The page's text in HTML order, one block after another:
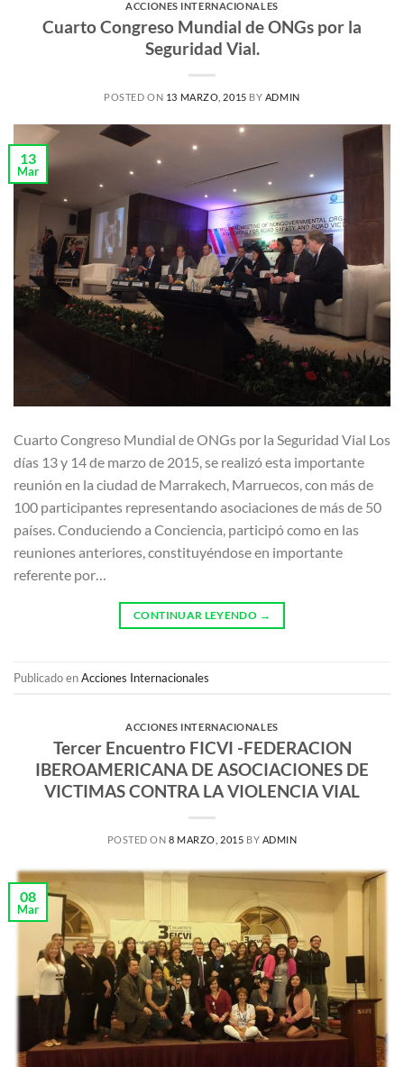
ACCIONES INTERNACIONALES
Cuarto Congreso Mundial de ONGs por la
Seguridad Vial.
POSTED ON 13 MARZO, 2015 BY ADMIN
13
Mar
Cuarto Congreso Mundial de ONGs por la Seguridad Vial Los
días 13 y 14 de marzo de 2015, se realizó esta importante
reunión en la ciudad de Marrakech, Marruecos, con más de
100 participantes representando asociaciones de más de 50
países. Conduciendo a Conciencia, participó como en las
reuniones anteriores, constituyéndose en importante
referente por…
CONTINUAR LEYENDO →
Publicado enAcciones Internacionales
ACCIONES INTERNACIONALES
Tercer Encuentro FICVI -FEDERACION
IBEROAMERICANA DE ASOCIACIONES DE
VICTIMAS CONTRA LA VIOLENCIA VIAL
POSTED ON8 MARZO, 2015 BY ADMIN
08
Mar